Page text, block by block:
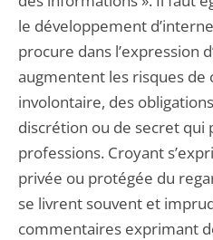
le développement
procure dans l’expression
augmentent les risques
involontaire, des
discrétion ou de secret qui
professions. Croyant
privée ou protégée du
se livrent souvent et
commentaires exprimant